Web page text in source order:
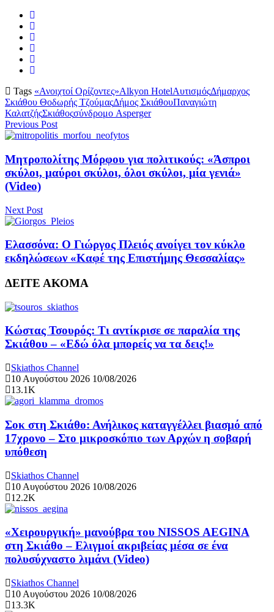
Tags «Ανοιχτοί Ορίζοντες»Alkyon HotelΑυτισμόςΔήμαρχος
Σκιάθου Θοδωρής ΤζούμαςΔήμος ΣκιάθουΠαναγιώτη
ΚαλατζήςΣκιάθοςσύνδρομο Asperger
Previous Post
Μητροπολίτης Μόρφου για πολιτικούς: «Άσπροι
σκύλοι, μαύροι σκύλοι, όλοι σκύλοι, μία γενιά»
(Video)
Next Post
Ελασσόνα: Ο Γιώργος Πλειός ανοίγει τον κύκλο
εκδηλώσεων «Καφέ της Επιστήμης Θεσσαλίας»
ΔΕΙΤΕ ΑΚΟΜΑ
Κώστας Τσουρός: Τι αντίκρισε σε παραλία της
Σκιάθου – «Εδώ όλα μπορείς να τα δεις!»
Skiathos Channel
10 Αυγούστου 2026 10/08/2026
13.1K
Σοκ στη Σκιάθο: Ανήλικος καταγγέλλει βιασμό από
17χρονο – Στο μικροσκόπιο των Αρχών η σοβαρή
υπόθεση
Skiathos Channel
10 Αυγούστου 2026 10/08/2026
12.2K
«Χειρουργική» μανούβρα του NISSOS AEGINA
στη Σκιάθο – Ελιγμοί ακριβείας μέσα σε ένα
πολυσύχναστο λιμάνι (Video)
Skiathos Channel
10 Αυγούστου 2026 10/08/2026
13.3K